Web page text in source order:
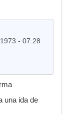
- 07:28
una ida de